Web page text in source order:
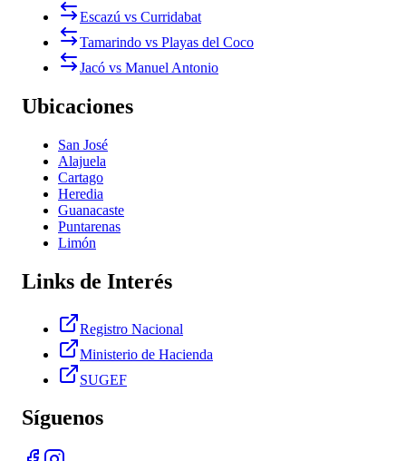
Escazú vs Curridabat
Tamarindo vs Playas del Coco
Jacó vs Manuel Antonio
Ubicaciones
San José
Alajuela
Cartago
Heredia
Guanacaste
Puntarenas
Limón
Links de Interés
Registro Nacional
Ministerio de Hacienda
SUGEF
Síguenos